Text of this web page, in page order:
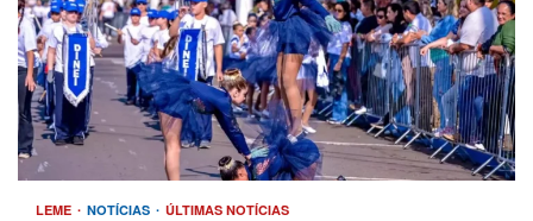
LEME NOTÍCIAS ÚLTIMAS NOTÍCIAS